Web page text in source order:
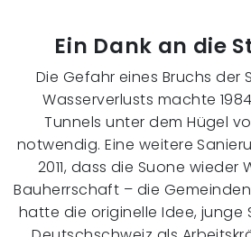
Ein Dank an die
Die Gefahr eines Bruchs der
Wasserverlusts machte
Tunnels unter dem Hügel
notwendig. Eine weitere
2011, dass die Suone wieder
Bauherrschaft – die
hatte die originelle Idee, junge